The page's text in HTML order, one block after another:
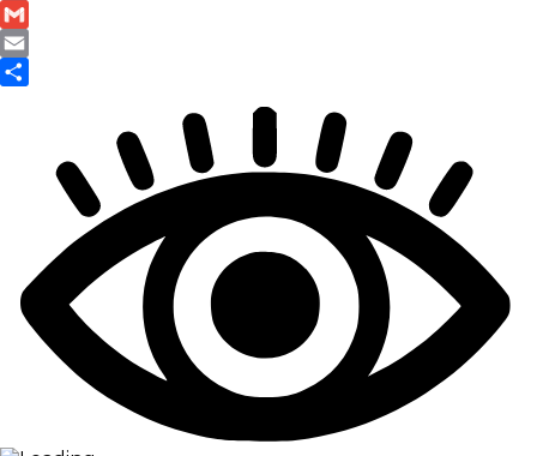
LinkedIn
Gmail
Email